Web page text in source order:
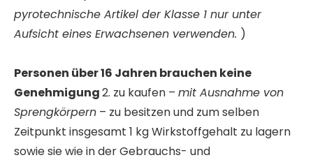
pyrotechnische Artikel der Klasse 1 nur unter
Aufsicht eines Erwachsenen verwenden. )
Personen über 16 Jahren brauchen keine
Genehmigung2. zu kaufen – mit Ausnahme von
Sprengkörpern – zu besitzen und zum selben
Zeitpunkt insgesamt 1 kg Wirkstoffgehalt zu lagern
sowie sie wie in der Gebrauchs- und